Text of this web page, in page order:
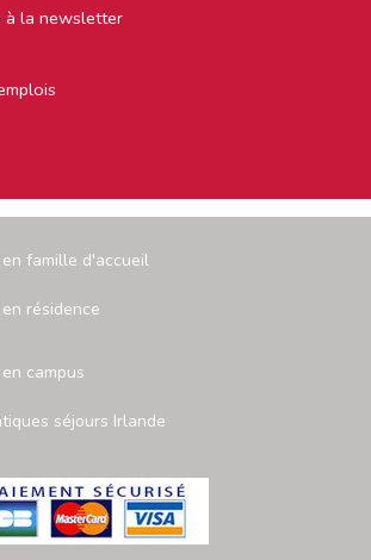
à la newsletter
famille d'accueil
résidence
campus
séjours Irlande